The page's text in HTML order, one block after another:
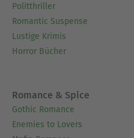
Politthriller
Romantic Suspense
Lustige Krimis
Horror Bücher
Romance & Spice
Gothic Romance
Enemies to Lovers